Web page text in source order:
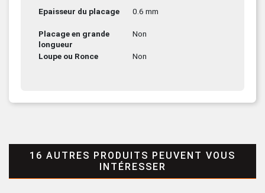
Epaisseur du placage 0.6 mm
Placage en grande
longueur
Non
Loupe ou Ronce Non
16 AUTRES PRODUITS PEUVENT VOUS
INTÉRESSER